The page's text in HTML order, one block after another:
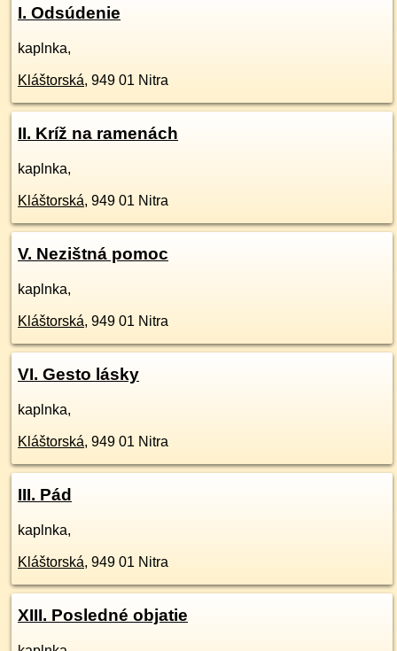
I. Odsúdenie
kaplnka,
Kláštorská, 949 01 Nitra
II. Kríž na ramenách
kaplnka,
Kláštorská, 949 01 Nitra
V. Nezištná pomoc
kaplnka,
Kláštorská, 949 01 Nitra
VI. Gesto lásky
kaplnka,
Kláštorská, 949 01 Nitra
III. Pád
kaplnka,
Kláštorská, 949 01 Nitra
XIII. Posledné objatie